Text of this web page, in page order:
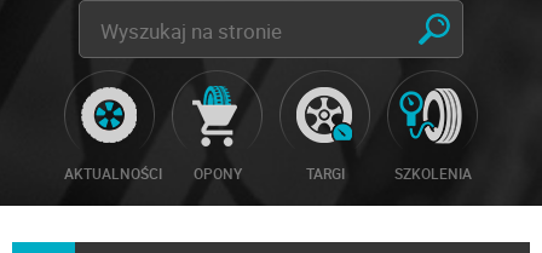
AKTUALNOŚCI OPONY TARGI SZKOLENIA